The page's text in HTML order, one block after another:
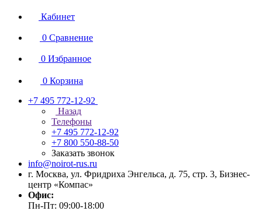
Кабинет
0 Сравнение
0 Избранное
0 Корзина
+7 495 772-12-92
Назад
Телефоны
+7 495 772-12-92
+7 800 550-88-50
Заказать звонок
info@noirot-rus.ru
г. Москва, ул. Фридриха Энгельса, д. 75, стр. 3, Бизнес-
центр «Компас»
Офис:
Пн-Пт: 09:00-18:00